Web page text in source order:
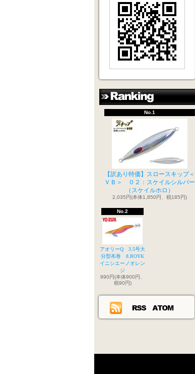
No.1
【訳あり特価】スロースキップ＜
ＶＢ＞ ０２：スケイルシルバー
（スケイルホロ）
2,035円(本体1,850円、税185円)
No.2
アオリーQ 3.5号大
分型布巻 8.ROYK
イニシエーノオレン
ジ
990円(本体900円、
税90円)